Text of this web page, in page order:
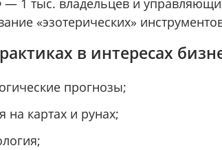
— 1 тыс. владельцев и
«эзотерических»
в интересах
прогнозы;
на картах и рунах;